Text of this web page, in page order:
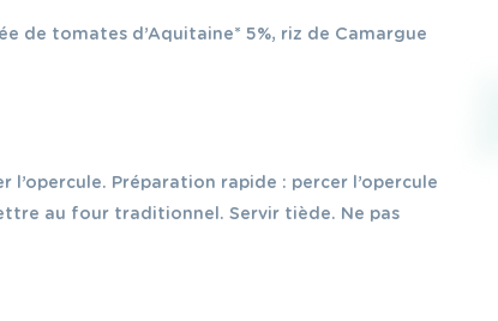
de tomates d’Aquitaine* 5%, riz de Camargue
Préparation rapide : percer l’opercule
au four traditionnel. Servir tiède. Ne pas